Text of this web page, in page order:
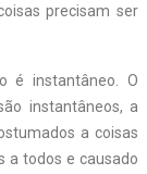
precisam ser
é instantâneo. O
instantâneos, a
a coisas
a todos e causado